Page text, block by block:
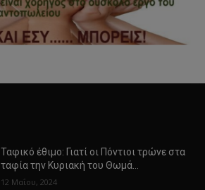
Ταφικό έθιμο: Γιατί οι Πόντιοι τρώνε στα
ταφία την Κυριακή του Θωμά…
12 Μαΐου, 2024